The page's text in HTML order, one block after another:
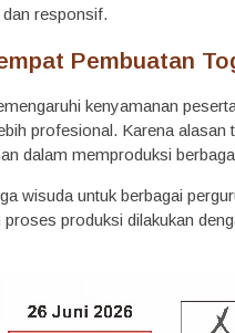
responsif.
Pembuatan
kenyamanan
profesional. Karena
dalam memproduksi
wisuda untuk berbagai
proses produksi dilakukan